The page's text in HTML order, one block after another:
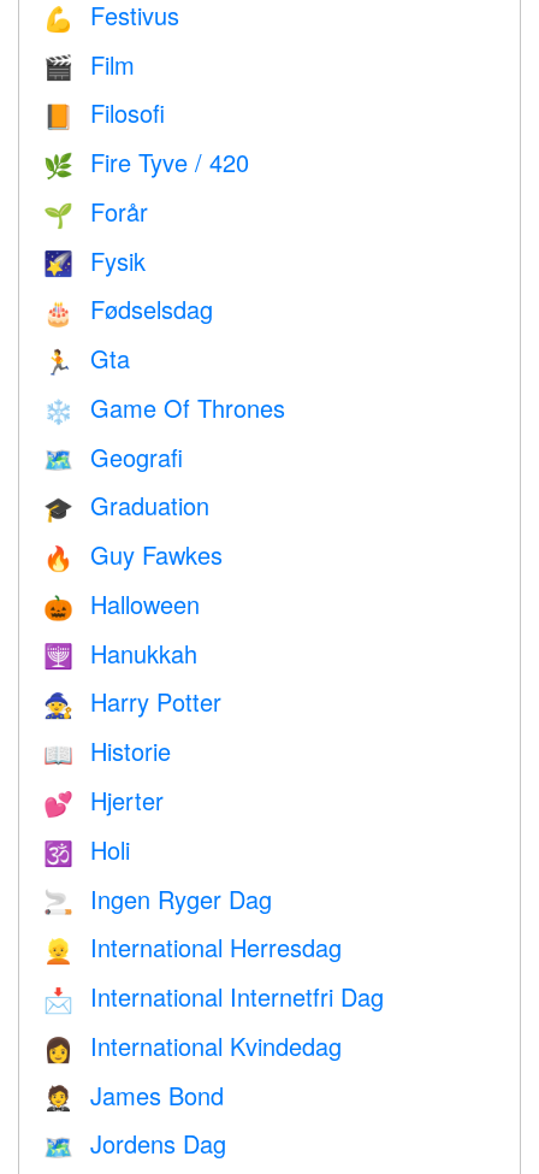
💪 Festivus
🎬 Film
📙 Filosofi
🌿 Fire Tyve / 420
🌱 Forår
🌠 Fysik
🎂 Fødselsdag
🏃 Gta
❄️ Game Of Thrones
🗺 Geografi
🎓 Graduation
🔥 Guy Fawkes
🎃 Halloween
🕎 Hanukkah
🧙 Harry Potter
📖 Historie
💕 Hjerter
🕉 Holi
🚬 Ingen Ryger Dag
👱 International Herresdag
📩 International Internetfri Dag
👩 International Kvindedag
🤵 James Bond
🗺️ Jordens Dag